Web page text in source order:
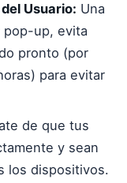
Usuario: Una
pop-up, evita
pronto (por
para evitar
de que tus
y sean
los dispositivos.